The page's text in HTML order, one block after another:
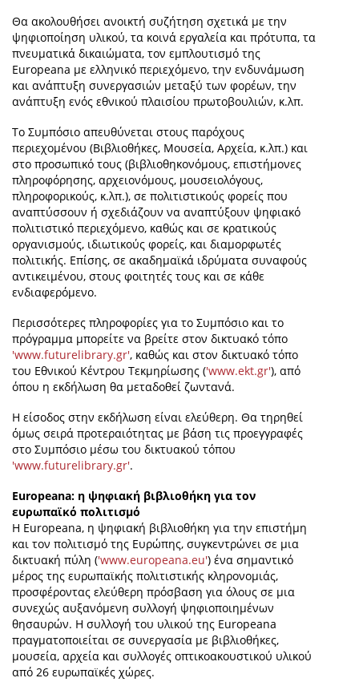
Θα ακολουθήσει ανοικτή συζήτηση σχετικά με την
ψηφιοποίηση υλικού, τα κοινά εργαλεία και πρότυπα, τα
πνευματικά δικαιώματα, τον εμπλουτισμό της
Europeana με ελληνικό περιεχόμενο, την ενδυνάμωση
και ανάπτυξη συνεργασιών μεταξύ των φορέων, την
ανάπτυξη ενός εθνικού πλαισίου πρωτοβουλιών, κ.λπ.
Το Συμπόσιο απευθύνεται στους παρόχους
περιεχομένου (Βιβλιοθήκες, Μουσεία, Αρχεία, κ.λπ.) και
στο προσωπικό τους (βιβλιοθηκονόμους, επιστήμονες
πληροφόρησης, αρχειονόμους, μουσειολόγους,
πληροφορικούς, κ.λπ.), σε πολιτιστικούς φορείς που
αναπτύσσουν ή σχεδιάζουν να αναπτύξουν ψηφιακό
πολιτιστικό περιεχόμενο, καθώς και σε κρατικούς
οργανισμούς, ιδιωτικούς φορείς, και διαμορφωτές
πολιτικής. Επίσης, σε ακαδημαϊκά ιδρύματα συναφούς
αντικειμένου, στους φοιτητές τους και σε κάθε
ενδιαφερόμενο.
Περισσότερες πληροφορίες για το Συμπόσιο και το
πρόγραμμα μπορείτε να βρείτε στον δικτυακό τόπο
'www.futurelibrary.gr', καθώς και στον δικτυακό τόπο
του Εθνικού Κέντρου Τεκμηρίωσης ('www.ekt.gr'), από
όπου η εκδήλωση θα μεταδοθεί ζωντανά.
Η είσοδος στην εκδήλωση είναι ελεύθερη. Θα τηρηθεί
όμως σειρά προτεραιότητας με βάση τις προεγγραφές
στο Συμπόσιο μέσω του δικτυακού τόπου
'www.futurelibrary.gr'.
Europeana: η ψηφιακή βιβλιοθήκη για τον
ευρωπαϊκό πολιτισμό
Η Europeana, η ψηφιακή βιβλιοθήκη για την επιστήμη
και τον πολιτισμό της Ευρώπης, συγκεντρώνει σε μια
δικτυακή πύλη ('www.europeana.eu') ένα σημαντικό
μέρος της ευρωπαϊκής πολιτιστικής κληρονομιάς,
προσφέροντας ελεύθερη πρόσβαση για όλους σε μια
συνεχώς αυξανόμενη συλλογή ψηφιοποιημένων
θησαυρών. H συλλογή του υλικού της Europeana
πραγματοποιείται σε συνεργασία με βιβλιοθήκες,
μουσεία, αρχεία και συλλογές οπτικοακουστικού υλικού
από 26 ευρωπαϊκές χώρες.